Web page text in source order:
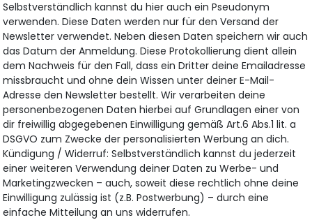
Selbstverständlich kannst du hier auch ein Pseudonym
verwenden. Diese Daten werden nur für den Versand der
Newsletter verwendet. Neben diesen Daten speichern wir auch
das Datum der Anmeldung. Diese Protokollierung dient allein
dem Nachweis für den Fall, dass ein Dritter deine Emailadresse
missbraucht und ohne dein Wissen unter deiner E-Mail-
Adresse den Newsletter bestellt. Wir verarbeiten deine
personenbezogenen Daten hierbei auf Grundlagen einer von
dir freiwillig abgegebenen Einwilligung gemäß Art.6 Abs.1 lit. a
DSGVO zum Zwecke der personalisierten Werbung an dich.
Kündigung / Widerruf: Selbstverständlich kannst du jederzeit
einer weiteren Verwendung deiner Daten zu Werbe- und
Marketingzwecken – auch, soweit diese rechtlich ohne deine
Einwilligung zulässig ist (z.B. Postwerbung) – durch eine
einfache Mitteilung an uns widerrufen.